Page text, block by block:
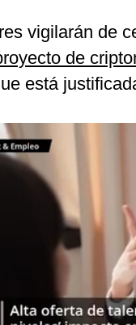
vigilarán de
de
está